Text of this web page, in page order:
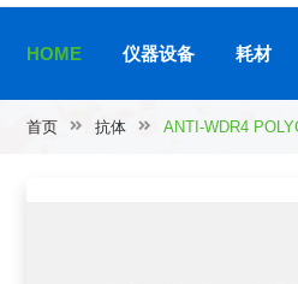
HOME 仪器设备 耗材
首页 抗体 ANTI-WDR4